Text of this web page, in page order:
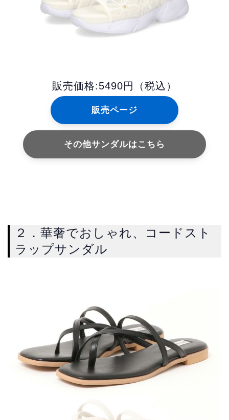
販売価格:5490円（税込）
販売ページ
その他サンダルはこちら
２．華奢でおしゃれ、コードスト
ラップサンダル